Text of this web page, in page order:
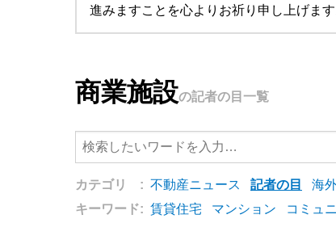
進みますことを心よりお祈り申し上げます
商業施設の記者の目一覧
カテゴリ : 不動産ニュース 記者の目
海
キーワード: 賃貸住宅 マンション コミュ